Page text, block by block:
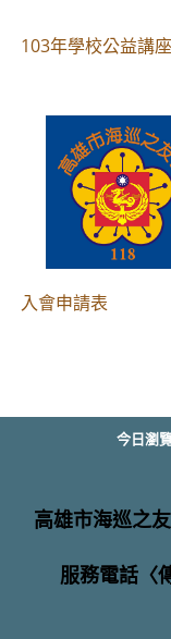
103年學校公益講
入會申請表
今日瀏
高雄市海巡之
服務電話〈